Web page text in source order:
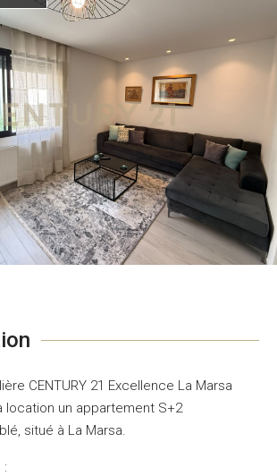
CENTURY 21 Excellence La Marsa
location un appartement S+2
situé à La Marsa.
: